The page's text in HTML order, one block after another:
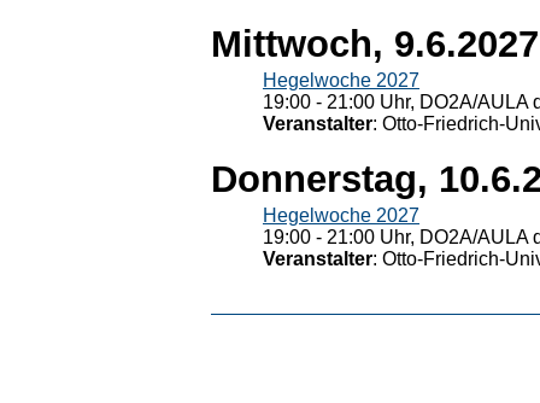
Mittwoch, 9.6.2027
Hegelwoche 2027
19:00 - 21:00 Uhr, DO2A/
Veranstalter: Otto-Friedrich-
Donnerstag,
Hegelwoche 2027
19:00 - 21:00 Uhr, DO2A/
Veranstalter: Otto-Friedrich-